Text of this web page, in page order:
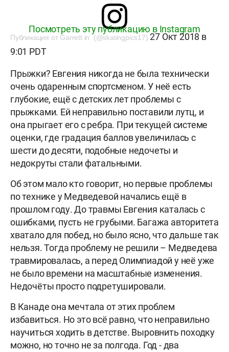
Посмотреть эту публикацию в Instagram
Публикация от Garrett in (@skatingpics17) 27 Окт 2018 в
9:01 PDT
Прыжки? Евгения никогда не была технически
очень одаренным спортсменом. У неё есть
глубокие, ещё с детских лет проблемы с
прыжками. Ей неправильно поставили лутц, и
она прыгает его с ребра. При текущей системе
оценки, где градация баллов увеличилась с
шести до десяти, подобные недочеты и
недокруты стали фатальными.
Об этом мало кто говорит, но первые проблемы
по технике у Медведевой начались ещё в
прошлом году. До травмы Евгения каталась с
ошибками, пусть не грубыми. Багажа авторитета
хватало для побед, но было ясно, что дальше так
нельзя. Тогда проблему не решили – Медведева
травмировалась, а перед Олимпиадой у неё уже
не было времени на масштабные изменения.
Недочёты просто подретушировали.
В Канаде она мечтала от этих проблем
избавиться. Но это всё равно, что неправильно
научиться ходить в детстве. Выровнить походку
можно, но точно не за полгода. Год - два